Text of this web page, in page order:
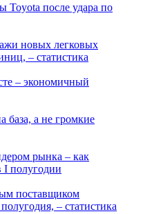
Toyota после удара по
новых легковых
– статистика
– экономичный
база, а не громкие
рынка – как
I полугодии
поставщиком
– статистика